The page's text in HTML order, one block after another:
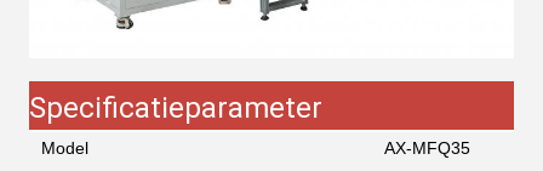
Specificatieparameter
Model
AX-MFQ35